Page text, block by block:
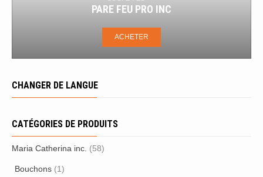
CHANGER DE LANGUE
CATÉGORIES DE PRODUITS
Maria Catherina inc. (58)
Bouchons (1)